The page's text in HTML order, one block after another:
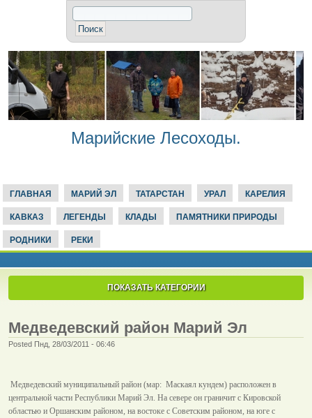
Марийские Лесоходы.
ГЛАВНАЯ МАРИЙ ЭЛ ТАТАРСТАН УРАЛ КАРЕЛИЯ
КАВКАЗ ЛЕГЕНДЫ КЛАДЫ ПАМЯТНИКИ ПРИРОДЫ
РОДНИКИ РЕКИ
ПОКАЗАТЬ КАТЕГОРИИ
Медведевский район Марий Эл
Posted Пнд, 28/03/2011 - 06:46
Медведевский муниципальный район (мар: Маскаял кундем) расположен в
центральной части Республики Марий Эл. На севере он граничит с Кировской
областью и Оршанским районом, на востоке с Советским районом, на юге с